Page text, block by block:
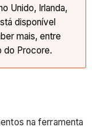
Unido, Irlanda,
disponível
mais, entre
do Procore.
na ferramenta